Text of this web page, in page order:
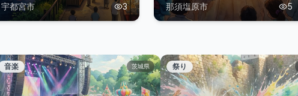
宇都宮市 3 那須塩原市 5
音楽 茨城県 祭り